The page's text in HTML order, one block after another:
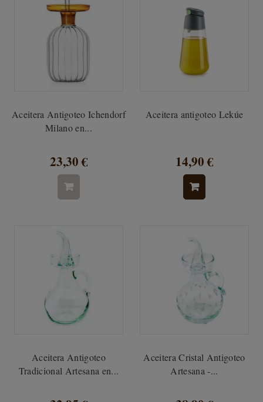
Aceitera Antigoteo Ichendorf
Milano en...
23,30 €
Aceitera antigoteo Lekúe
14,90 €
Aceitera Antigoteo
Tradicional Artesana en...
Aceitera Cristal Antigoteo
Artesana -...